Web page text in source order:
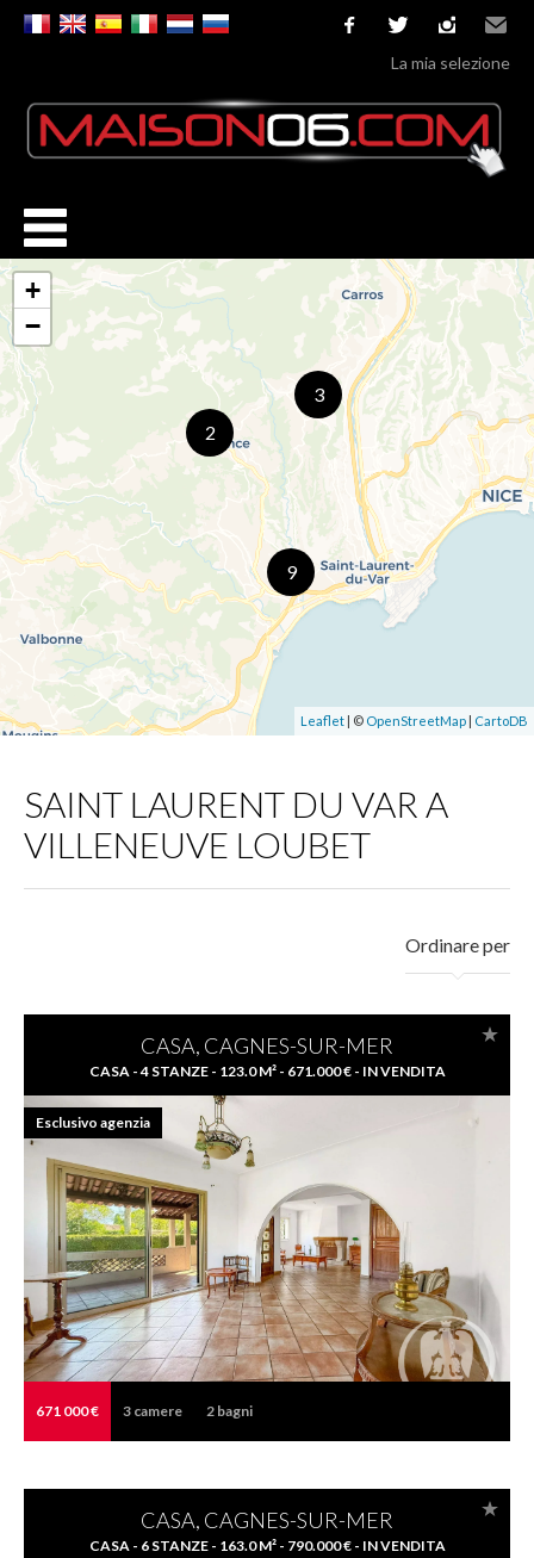
facebooktwitterinstagram
Email
La mia selezione
2
3
9
+
−
Leaflet | © OpenStreetMap | CartoDB
SAINT LAURENT DU VAR A
VILLENEUVE LOUBET
Ordinare per
CASA, CAGNES-SUR-MER
CASA - 4 STANZE - 123.0 M² - 671.000 € - IN VENDITA
671 000 € 3 camere 2 bagni
Esclusivo agenzia
CASA, CAGNES-SUR-MER
CASA - 6 STANZE - 163.0 M² - 790.000 € - IN VENDITA